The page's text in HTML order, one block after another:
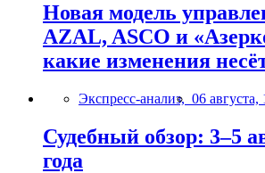
Новая модель
AZAL, ASCO и
какие изменения
Экспресс-анализ, 06 августа,
Судебный обзор: 3–5
года